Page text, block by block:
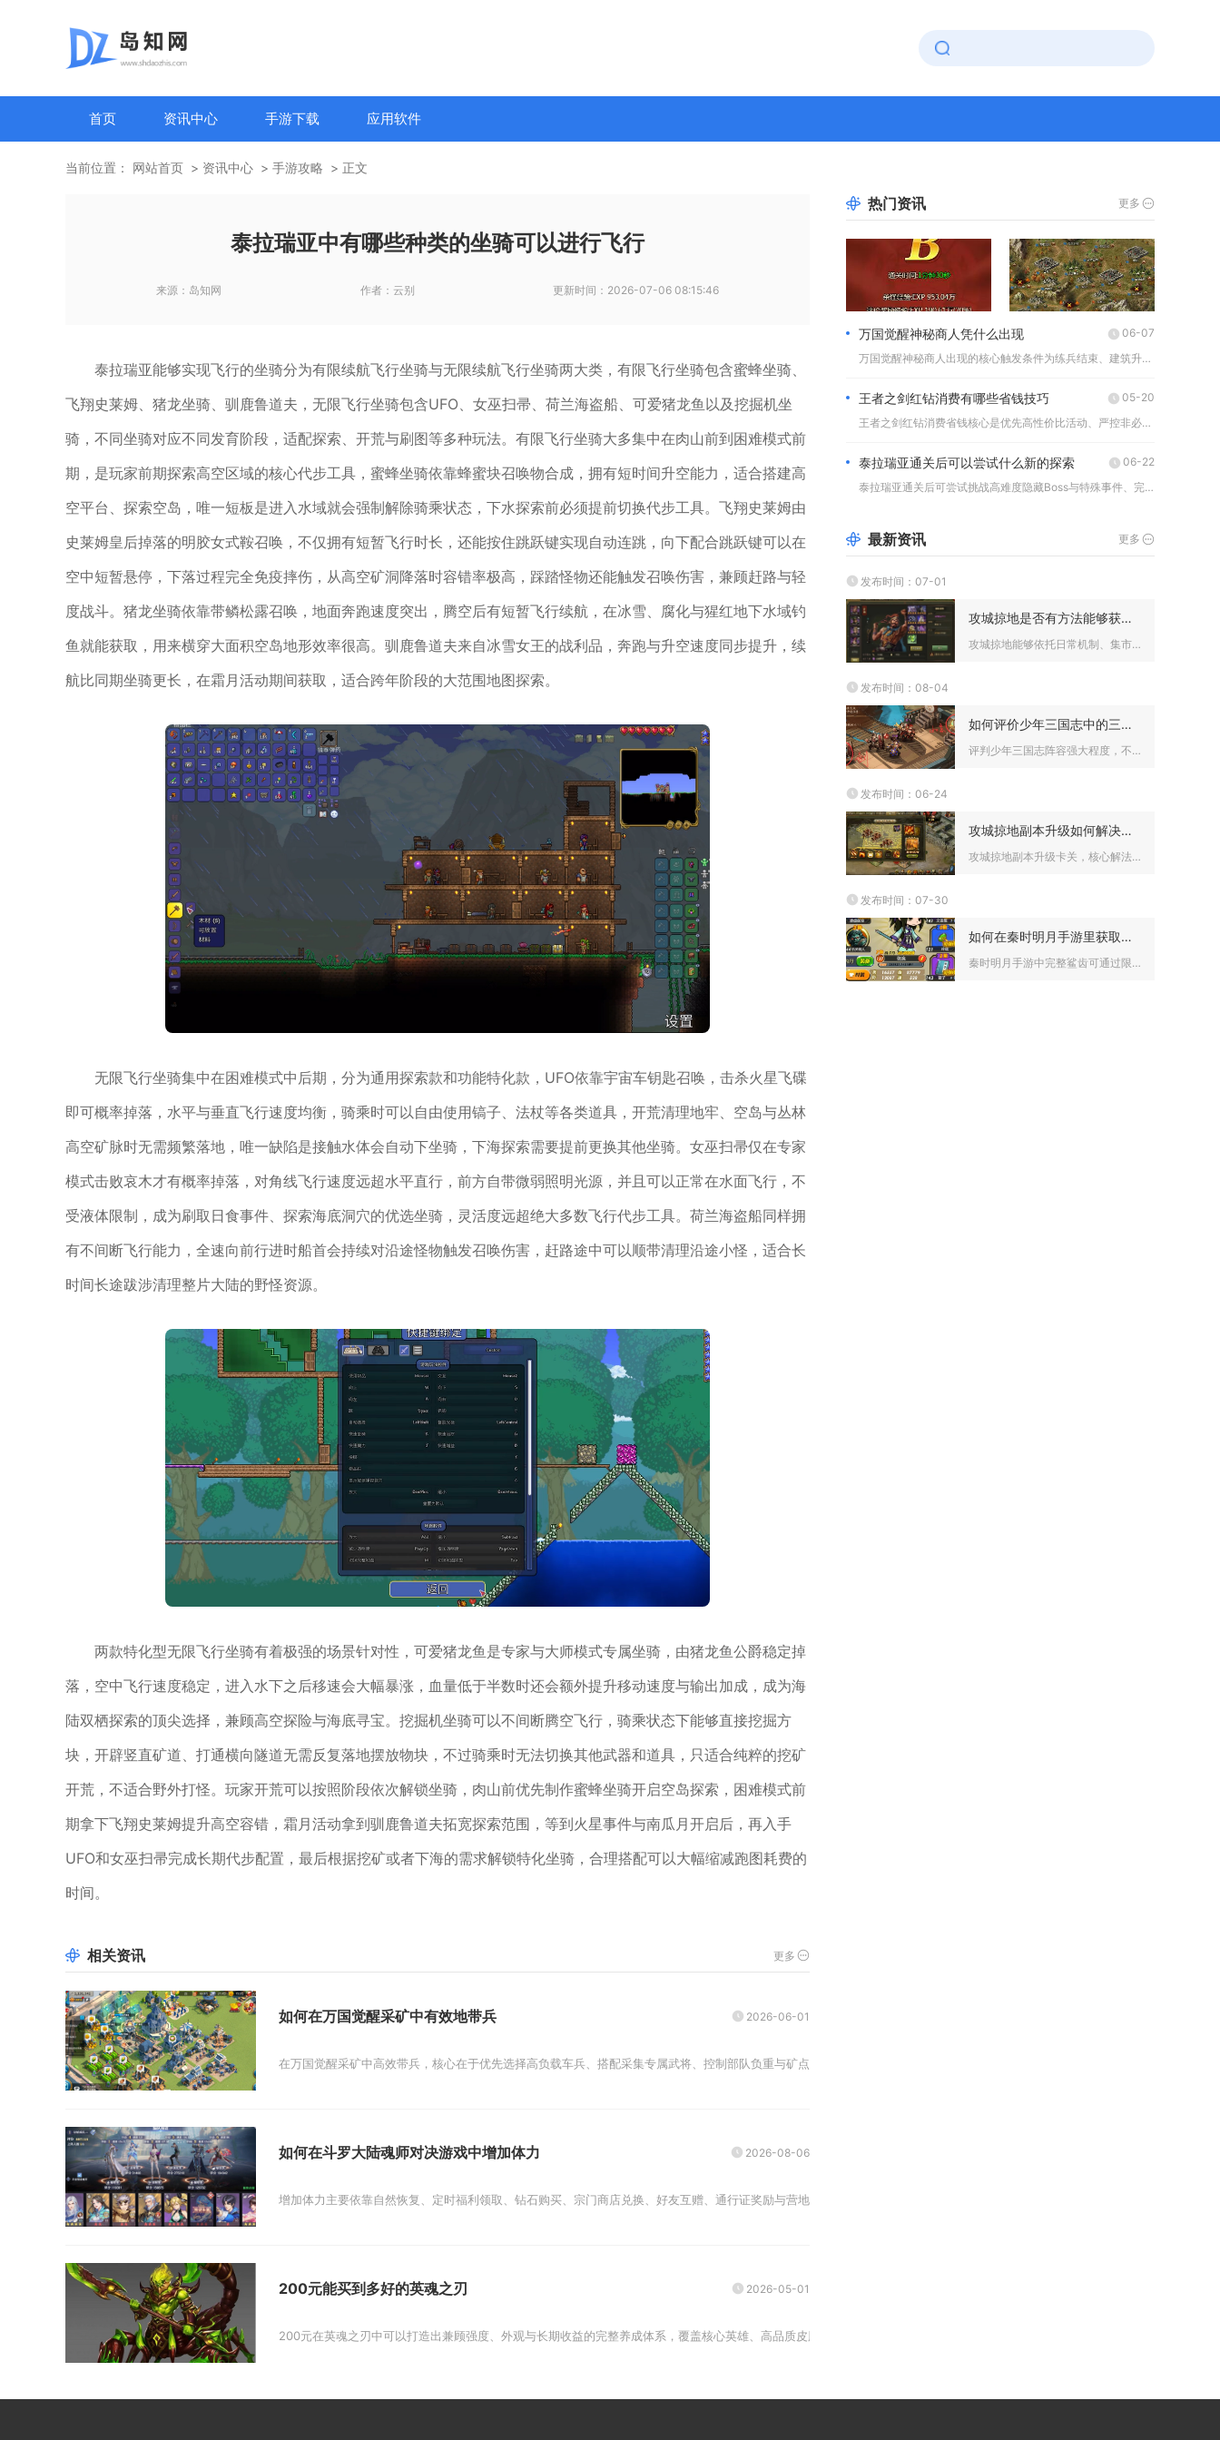
首页 资讯中心 手游下载 应用软件
当前位置： 网站首页 资讯中心 手游攻略 正文
泰拉瑞亚中有哪些种类的坐骑可以进行飞行
来源： 岛知网 作者： 云别 更新时间： 2026-07-06 08:15:46
泰拉瑞亚能够实现飞行的坐骑分为有限续航飞行坐骑与无限续航飞行坐骑两大类，有限飞行坐骑包含蜜蜂坐骑、
飞翔史莱姆、猪龙坐骑、驯鹿鲁道夫，无限飞行坐骑包含UFO、女巫扫帚、荷兰海盗船、可爱猪龙鱼以及挖掘机坐
骑，不同坐骑对应不同发育阶段，适配探索、开荒与刷图等多种玩法。有限飞行坐骑大多集中在肉山前到困难模式前
期，是玩家前期探索高空区域的核心代步工具，蜜蜂坐骑依靠蜂蜜块召唤物合成，拥有短时间升空能力，适合搭建高
空平台、探索空岛，唯一短板是进入水域就会强制解除骑乘状态，下水探索前必须提前切换代步工具。飞翔史莱姆由
史莱姆皇后掉落的明胶女式鞍召唤，不仅拥有短暂飞行时长，还能按住跳跃键实现自动连跳，向下配合跳跃键可以在
空中短暂悬停，下落过程完全免疫摔伤，从高空矿洞降落时容错率极高，踩踏怪物还能触发召唤伤害，兼顾赶路与轻
度战斗。猪龙坐骑依靠带鳞松露召唤，地面奔跑速度突出，腾空后有短暂飞行续航，在冰雪、腐化与猩红地下水域钓
鱼就能获取，用来横穿大面积空岛地形效率很高。驯鹿鲁道夫来自冰雪女王的战利品，奔跑与升空速度同步提升，续
航比同期坐骑更长，在霜月活动期间获取，适合跨年阶段的大范围地图探索。
无限飞行坐骑集中在困难模式中后期，分为通用探索款和功能特化款，UFO依靠宇宙车钥匙召唤，击杀火星飞碟
即可概率掉落，水平与垂直飞行速度均衡，骑乘时可以自由使用镐子、法杖等各类道具，开荒清理地牢、空岛与丛林
高空矿脉时无需频繁落地，唯一缺陷是接触水体会自动下坐骑，下海探索需要提前更换其他坐骑。女巫扫帚仅在专家
模式击败哀木才有概率掉落，对角线飞行速度远超水平直行，前方自带微弱照明光源，并且可以正常在水面飞行，不
受液体限制，成为刷取日食事件、探索海底洞穴的优选坐骑，灵活度远超绝大多数飞行代步工具。荷兰海盗船同样拥
有不间断飞行能力，全速向前行进时船首会持续对沿途怪物触发召唤伤害，赶路途中可以顺带清理沿途小怪，适合长
时间长途跋涉清理整片大陆的野怪资源。
两款特化型无限飞行坐骑有着极强的场景针对性，可爱猪龙鱼是专家与大师模式专属坐骑，由猪龙鱼公爵稳定掉
落，空中飞行速度稳定，进入水下之后移速会大幅暴涨，血量低于半数时还会额外提升移动速度与输出加成，成为海
陆双栖探索的顶尖选择，兼顾高空探险与海底寻宝。挖掘机坐骑可以不间断腾空飞行，骑乘状态下能够直接挖掘方
块，开辟竖直矿道、打通横向隧道无需反复落地摆放物块，不过骑乘时无法切换其他武器和道具，只适合纯粹的挖矿
开荒，不适合野外打怪。玩家开荒可以按照阶段依次解锁坐骑，肉山前优先制作蜜蜂坐骑开启空岛探索，困难模式前
期拿下飞翔史莱姆提升高空容错，霜月活动拿到驯鹿鲁道夫拓宽探索范围，等到火星事件与南瓜月开启后，再入手
UFO和女巫扫帚完成长期代步配置，最后根据挖矿或者下海的需求解锁特化坐骑，合理搭配可以大幅缩减跑图耗费的
时间。
相关资讯 更多
如何在万国觉醒采矿中有效地带兵 2026-06-01
在万国觉醒采矿中高效带兵，核心在于优先选择高负载车兵、搭配采集专属武将、控制部队负重与矿点匹配、用铭文与科技放大效率，并...
如何在斗罗大陆魂师对决游戏中增加体力 2026-08-06
增加体力主要依靠自然恢复、定时福利领取、钻石购买、宗门商店兑换、好友互赠、通行证奖励与营地升级七大途径，合理组合可实现体...
200元能买到多好的英魂之刃 2026-05-01
200元在英魂之刃中可以打造出兼顾强度、外观与长期收益的完整养成体系，覆盖核心英雄、高品质皮肤、功能性道具与实战增益，性...
热门资讯 更多
万国觉醒神秘商人凭什么出现
06-07
万国觉醒神秘商人出现的核心触发条件为练兵结束、建筑升级、科技...
王者之剑红钻消费有哪些省钱技巧
05-20
王者之剑红钻消费省钱核心是优先高性价比活动、严控非必要支出、...
泰拉瑞亚通关后可以尝试什么新的探索
06-22
泰拉瑞亚通关后可尝试挑战高难度隐藏Boss与特殊事件、完成全...
最新资讯 更多
发布时间：07-01
攻城掠地是否有方法能够获得更多募兵令
攻城掠地能够依托日常机制、集市采购、各类限时活动与功勋玩法叠...
发布时间：08-04
如何评价少年三国志中的三国阵容强大程度
评判少年三国志阵容强大程度，不能只看表面战力数值，要综合阵营...
发布时间：06-24
攻城掠地副本升级如何解决卡关问题
攻城掠地副本升级卡关，核心解法是控等级差、调武将装备、卡资源...
发布时间：07-30
如何在秦时明月手游里获取鲨齿
秦时明月手游中完整鲨齿可通过限时秘境活动、碎片长期合成、直购...